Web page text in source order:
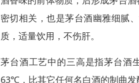
密切相关，也是茅台酒幽雅细腻
质，适量饮用，不伤肝。
茅台酒工艺中的三高是指茅台酒
63℃，比其它任何名白酒的制曲